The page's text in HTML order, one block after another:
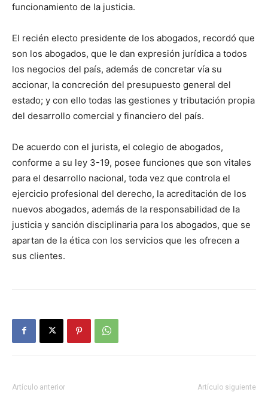
funcionamiento de la justicia.
El recién electo presidente de los abogados, recordó que
son los abogados, que le dan expresión jurídica a todos
los negocios del país, además de concretar vía su
accionar, la concreción del presupuesto general del
estado; y con ello todas las gestiones y tributación propia
del desarrollo comercial y financiero del país.
De acuerdo con el jurista, el colegio de abogados,
conforme a su ley 3-19, posee funciones que son vitales
para el desarrollo nacional, toda vez que controla el
ejercicio profesional del derecho, la acreditación de los
nuevos abogados, además de la responsabilidad de la
justicia y sanción disciplinaria para los abogados, que se
apartan de la ética con los servicios que les ofrecen a
sus clientes.
Artículo anterior Artículo siguiente